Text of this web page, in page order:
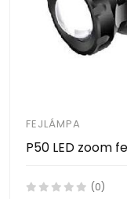
FEJLÁMPA
(0)